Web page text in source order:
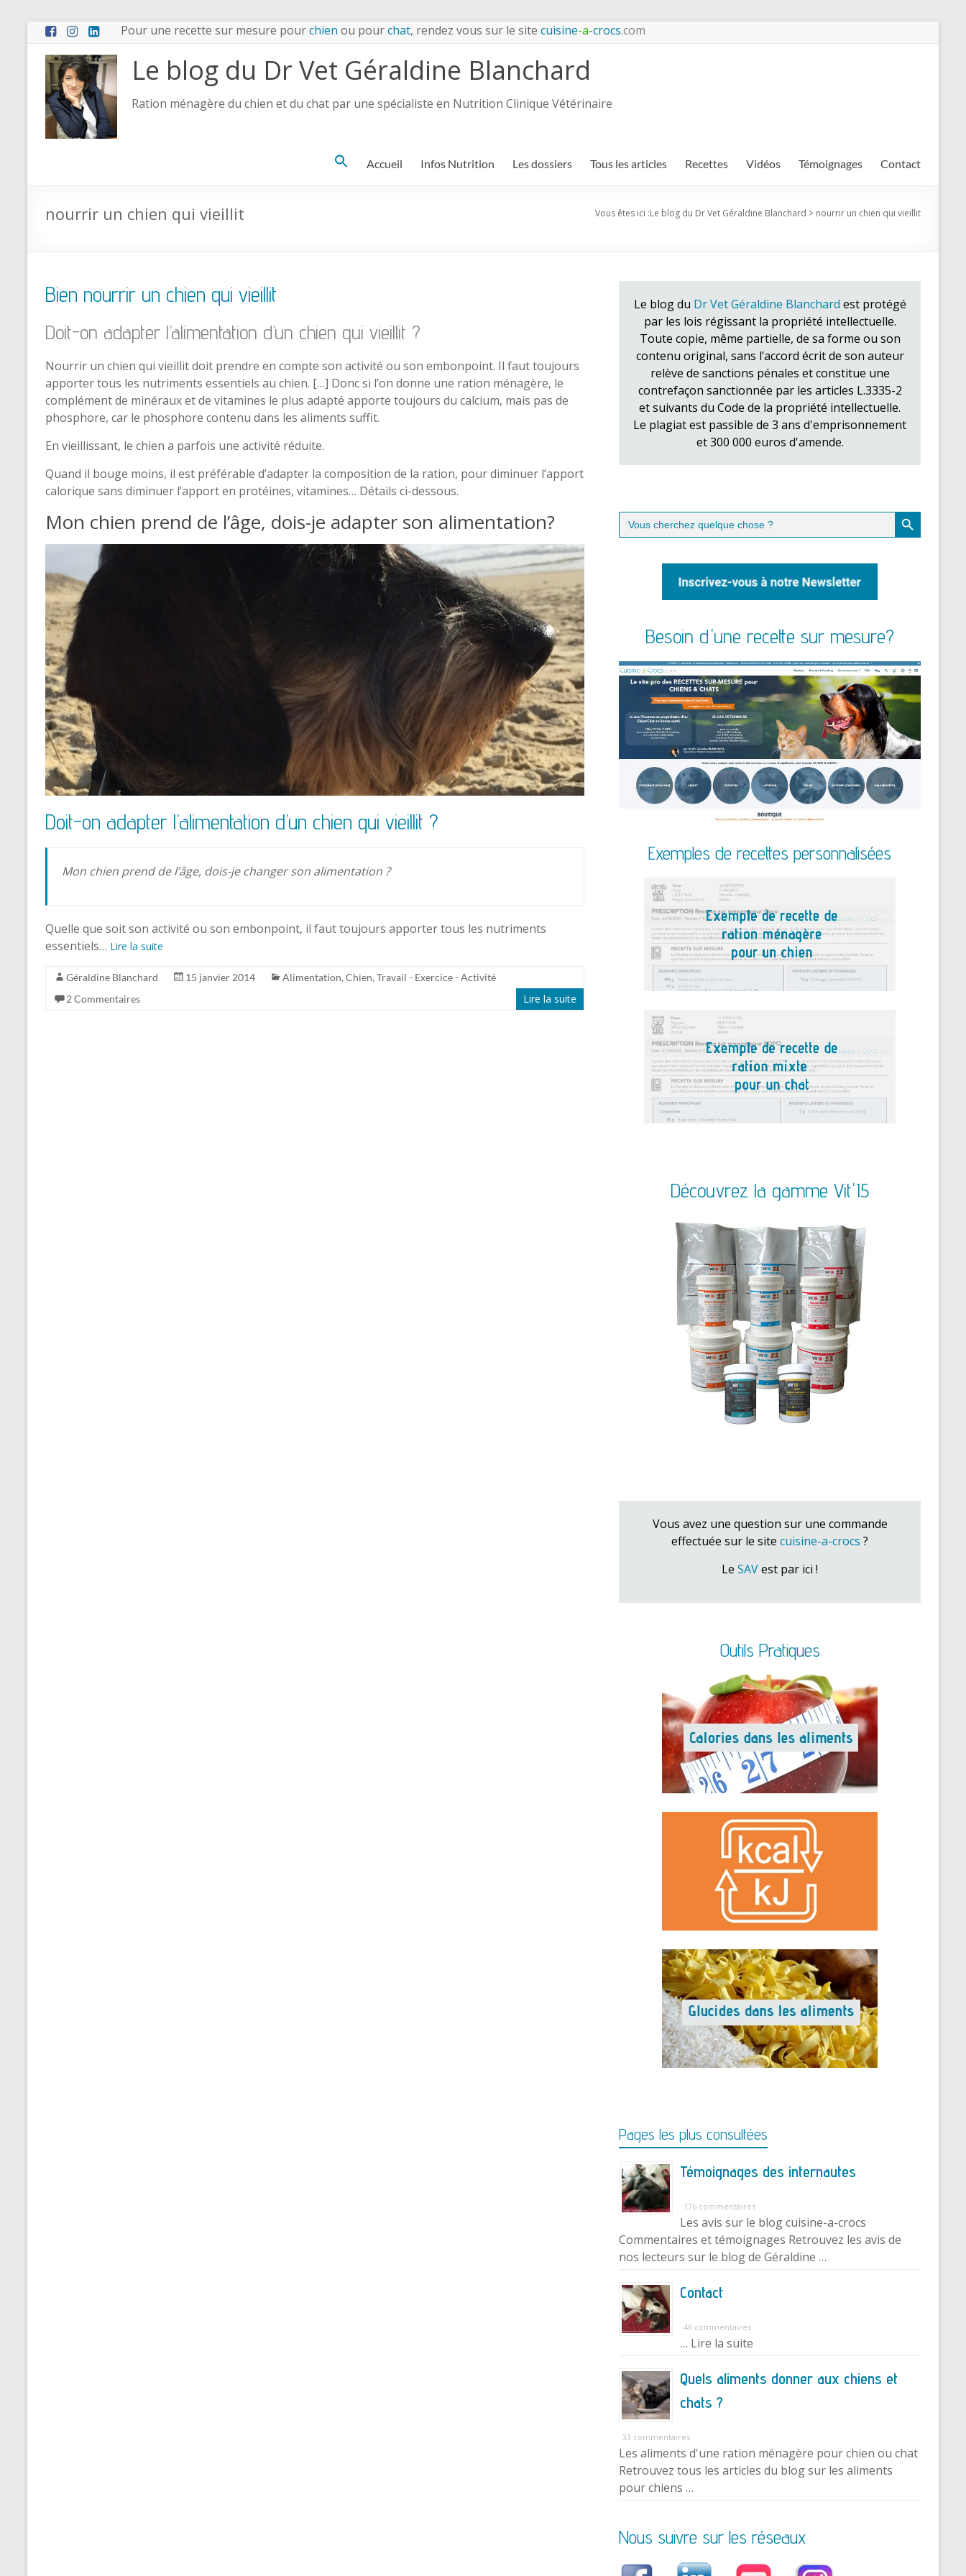
Pour une recette sur mesure pourchien ou pourchat, rendez vous sur le site cuisine-a-crocs.com
Le blog du Dr Vet Géraldine Blanchard
Ration ménagère du chien et du chat par une spécialiste en Nutrition Clinique Vétérinaire
Search Accueil Infos Nutrition Les dossiers Tous les articles Recettes Vidéos Témoignages Contact
nourrir un chien qui vieillit Vous êtes ici :Le blog du Dr Vet Géraldine Blanchard > nourrir un chien qui vieillit
Bien nourrir un chien qui vieillit
Doit-on adapter l’alimentation d’un chien qui vieillit ?
Nourrir un chien qui vieillit doit prendre en compte son activité ou son embonpoint. Il faut toujours
apporter tous les nutriments essentiels au chien. […] Donc si l’on donne une ration ménagère, le
complément de minéraux et de vitamines le plus adapté apporte toujours du calcium, mais pas de
phosphore, car le phosphore contenu dans les aliments suffit.
En vieillissant, le chien a parfois une activité réduite.
Quand il bouge moins, il est préférable d’adapter la composition de la ration, pour diminuer l’apport
calorique sans diminuer l’apport en protéines, vitamines… Détails ci-dessous.
Mon chien prend de l’âge, dois-je adapter son alimentation?
Doit-on adapter l’alimentation d’un chien qui vieillit ?
Mon chien prend de l’âge, dois-je changer son alimentation ?
Quelle que soit son activité ou son embonpoint, il faut toujours apporter tous les nutriments
essentiels… Lire la suite
Géraldine Blanchard 15 janvier 2014 Alimentation, Chien, Travail - Exercice - Activité
2 Commentaires
Lire la suite
Le blog du Dr Vet Géraldine Blanchard est protégé
par les lois régissant la propriété intellectuelle.
Toute copie, même partielle, de sa forme ou son
contenu original, sans l’accord écrit de son auteur
relève de sanctions pénales et constitue une
contrefaçon sanctionnée par les articles L.3335-2
et suivants du Code de la propriété intellectuelle.
Le plagiat est passible de 3 ans d'emprisonnement
et 300 000 euros d'amende.
Search
for:
Search Button
Besoin d'une recette sur mesure?
Exemples de recettes personnalisées
Découvrez la gamme Vit'I5
Vous avez une question sur une commande
effectuée sur le site cuisine-a-crocs ?
Le SAVest par ici !
Outils Pratiques
Pages les plus consultées
Témoignages des internautes
176 commentaires
Les avis sur le blog cuisine-a-crocs
Commentaires et témoignages Retrouvez les avis de
nos lecteurs sur le blog de Géraldine …
Contact
46 commentaires
… Lire la suite
Quels aliments donner aux chiens et
chats ?
33 commentaires
Les aliments d'une ration ménagère pour chien ou chat
Retrouvez tous les articles du blog sur les aliments
pour chiens …
Nous suivre sur les réseaux